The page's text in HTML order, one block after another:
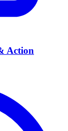
Action